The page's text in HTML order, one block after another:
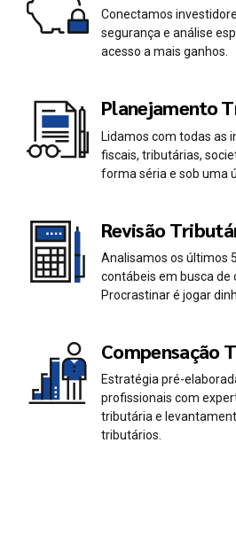
Conectamos
segurança e análise
acesso a mais ganhos.
Planejamento
Lidamos com todas as
fiscais, tributárias,
forma séria e sob uma
Revisão
Analisamos os últimos
contábeis em busca de
Procrastinar é jogar
Compensação
Estratégia pré-
profissionais com
tributária e
tributários.
0
1
2
3
4
5
6
0
1
2
3
4
5
6